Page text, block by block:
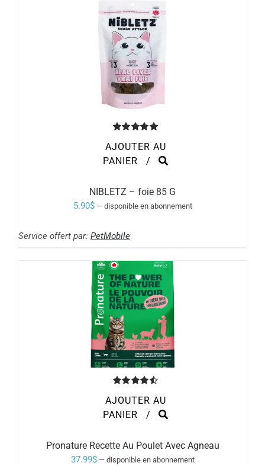
sur 5
AJOUTER AU
PANIER
/
NIBLETZ – foie 85 G
5.90$ —disponible en abonnement
Service offert par: PetMobile
sur 5
AJOUTER AU
PANIER
/
Pronature Recette Au Poulet Avec Agneau
37.99$ —disponible en abonnement